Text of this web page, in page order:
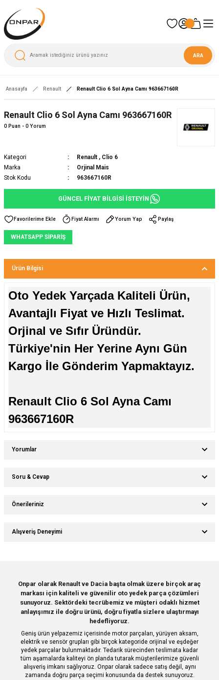
ARA
Anasayfa Renault Renault Clio 6 Sol Ayna Camı 963667160R
Renault Clio 6 Sol Ayna Camı 963667160R
0 Puan - 0 Yorum
Kategori Renault , Clio 6
Marka
Orjinal Mais
Stok Kodu
963667160R
GÜNCEL FİYAT BİLGİSİ İSTEYİN
Fiyat Alarmı Yorum Yap Paylaş
WHATSAPP SİPARİŞ
Ürün Bilgisi
Oto Yedek Yarçada Kaliteli Ürün,
Avantajlı Fiyat ve Hızlı Teslimat.
Orjinal ve Sıfır Üründür.
Türkiye'nin Her Yerine Aynı Gün
Kargo İle Gönderim Yapmaktayız.
Renault Clio 6 Sol Ayna Camı
963667160R
Yorumlar
Soru & Cevap
Önerileriniz
Bu ürünün fiyat bilgisi, resim, ürün açıklamalarında ve diğer konularda
yetersiz gördüğünüz noktaları öneri formunu kullanarak tarafımıza
Ürün resmi kalitesiz, bozuk veya görüntülenemiyor.
Ürün açıklamasında eksik bilgiler bulunuyor.
Ürün bilgilerinde hatalar bulunuyor.
Ürün fiyatı diğer sitelerden daha pahalı.
Bu ürüne benzer farklı alternatifler olmalı.
Alışveriş Deneyimi
Deneyimini Paylaş
Onpar olarak Renault ve Dacia başta olmak üzere birçok araç
markası için kaliteli ve güvenilir oto yedek parça çözümleri
sunuyoruz. Sektördeki tecrübemiz ve müşteri odaklı hizmet
anlayışımız ile doğru ürünü, doğru fiyatla sizlere ulaştırmayı
hedefliyoruz.
Geniş ürün yelpazemiz içerisinde motor parçaları, yürüyen aksam,
elektrik ve sensör grupları gibi birçok kategoride orijinal ve eşdeğer
yedek parçalar bulunmaktadır. Tedarik sürecinden teslimata kadar
tüm aşamalarda kaliteyi ön planda tutarak müşterilerimize güvenli
alışveriş imkanı sağlıyoruz. Onpar olarak sadece satış değil, aynı
zamanda doğru parça seçimi konusunda da destek sunuyoruz.